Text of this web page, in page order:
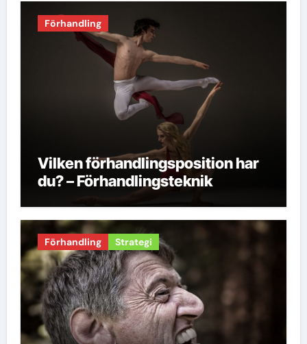
Förhandling
Vilken förhandlingsposition har
du? – Förhandlingsteknik
Förhandling Strategi